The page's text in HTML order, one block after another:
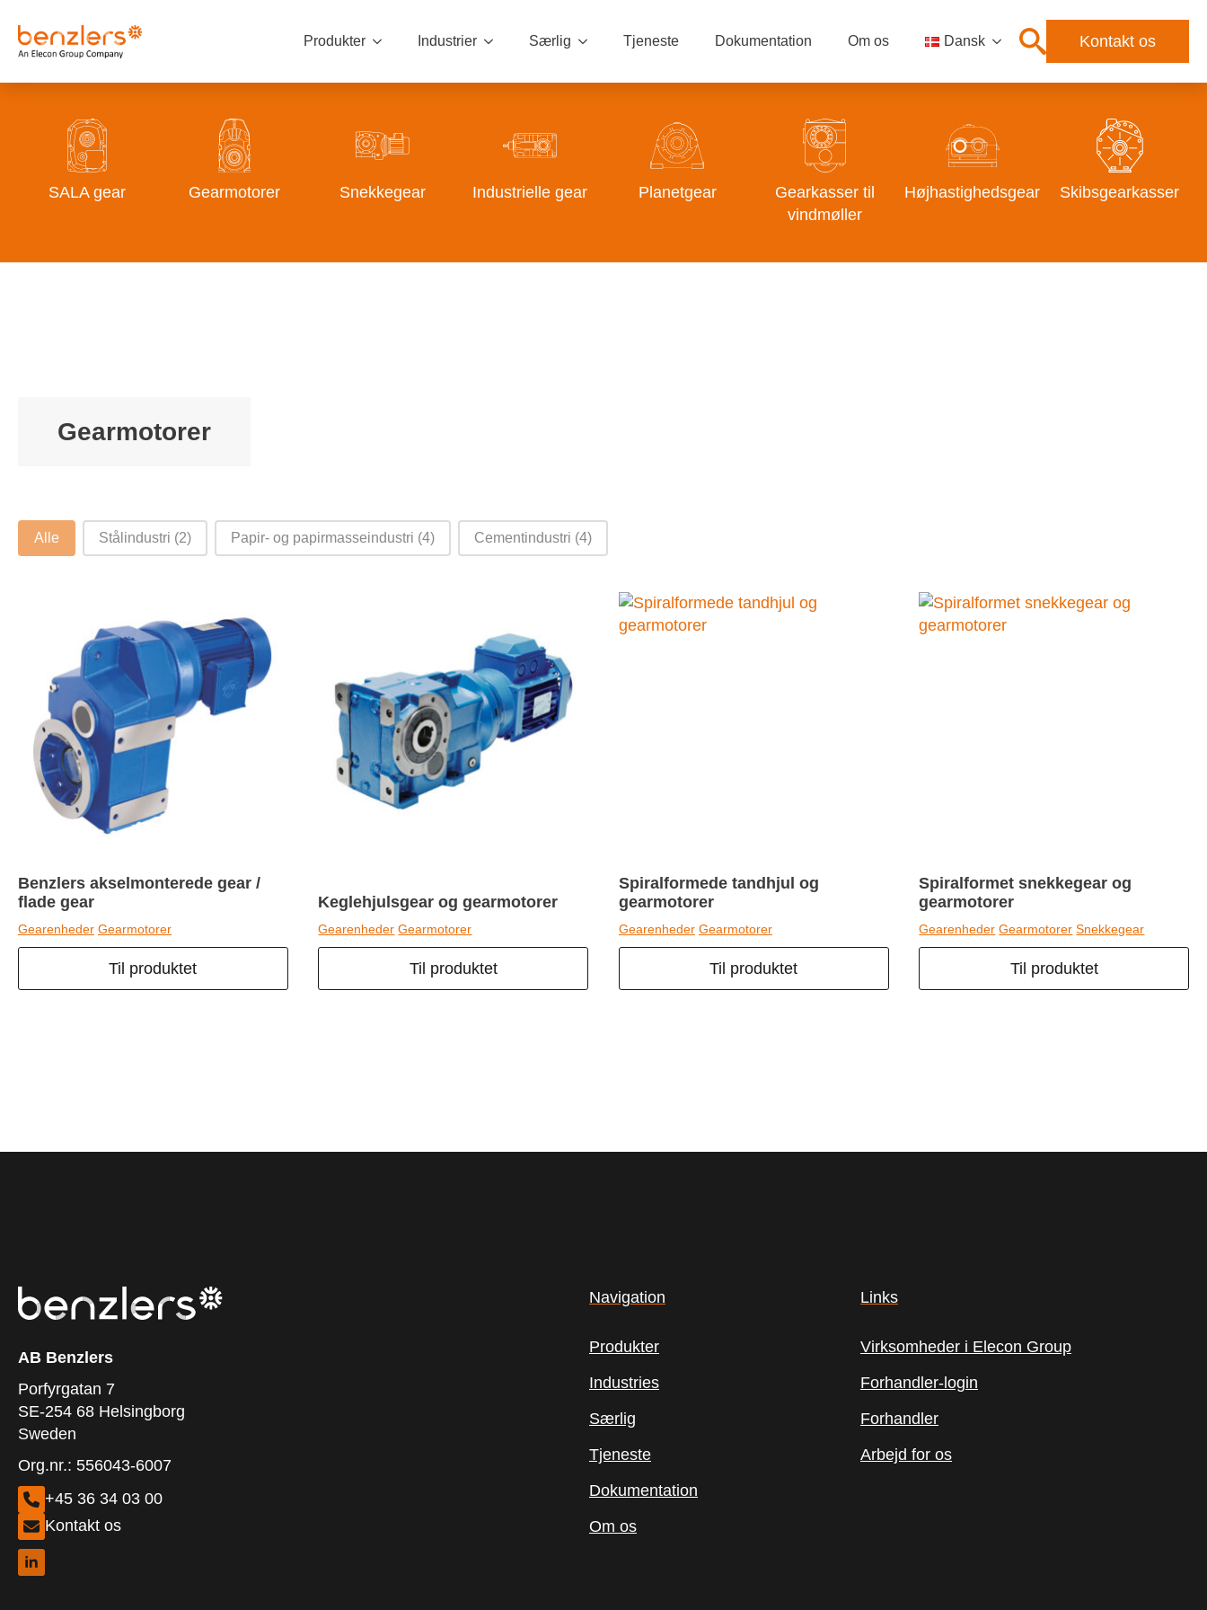
Produkter Industrier Særlig Tjeneste Dokumentation Om os Dansk Kontakt os
SALA gear Gearmotorer Snekkegear Industrielle gear Planetgear
Gearkasser til
vindmøller
Højhastighedsgear Skibsgearkasser
Gearmotorer
industries category facet - Danish
Alle Stålindustri (2) Papir- og papirmasseindustri (4) Cementindustri (4)
Benzlers akselmonterede gear /
flade gear
Gearenheder Gearmotorer
Til produktet
Keglehjulsgear og gearmotorer
Gearenheder Gearmotorer
Til produktet
Spiralformede tandhjul og
gearmotorer
Gearenheder Gearmotorer
Til produktet
Spiralformet snekkegear og
gearmotorer
Gearenheder Gearmotorer Snekkegear
Til produktet
AB Benzlers
Porfyrgatan 7
SE-254 68 Helsingborg
Sweden
Org.nr.: 556043-6007
+45 36 34 03 00
Kontakt os
Navigation
Produkter
Industries
Særlig
Tjeneste
Dokumentation
Om os
Links
Virksomheder i Elecon Group
Forhandler-login
Forhandler
Arbejd for os